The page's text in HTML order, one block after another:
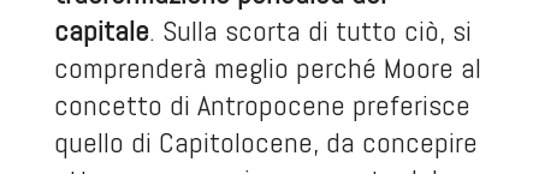
capitale. Sulla scorta di tutto ciò, si
comprenderà meglio perché Moore al
concetto di Antropocene preferisce
quello di Capitolocene, da concepire